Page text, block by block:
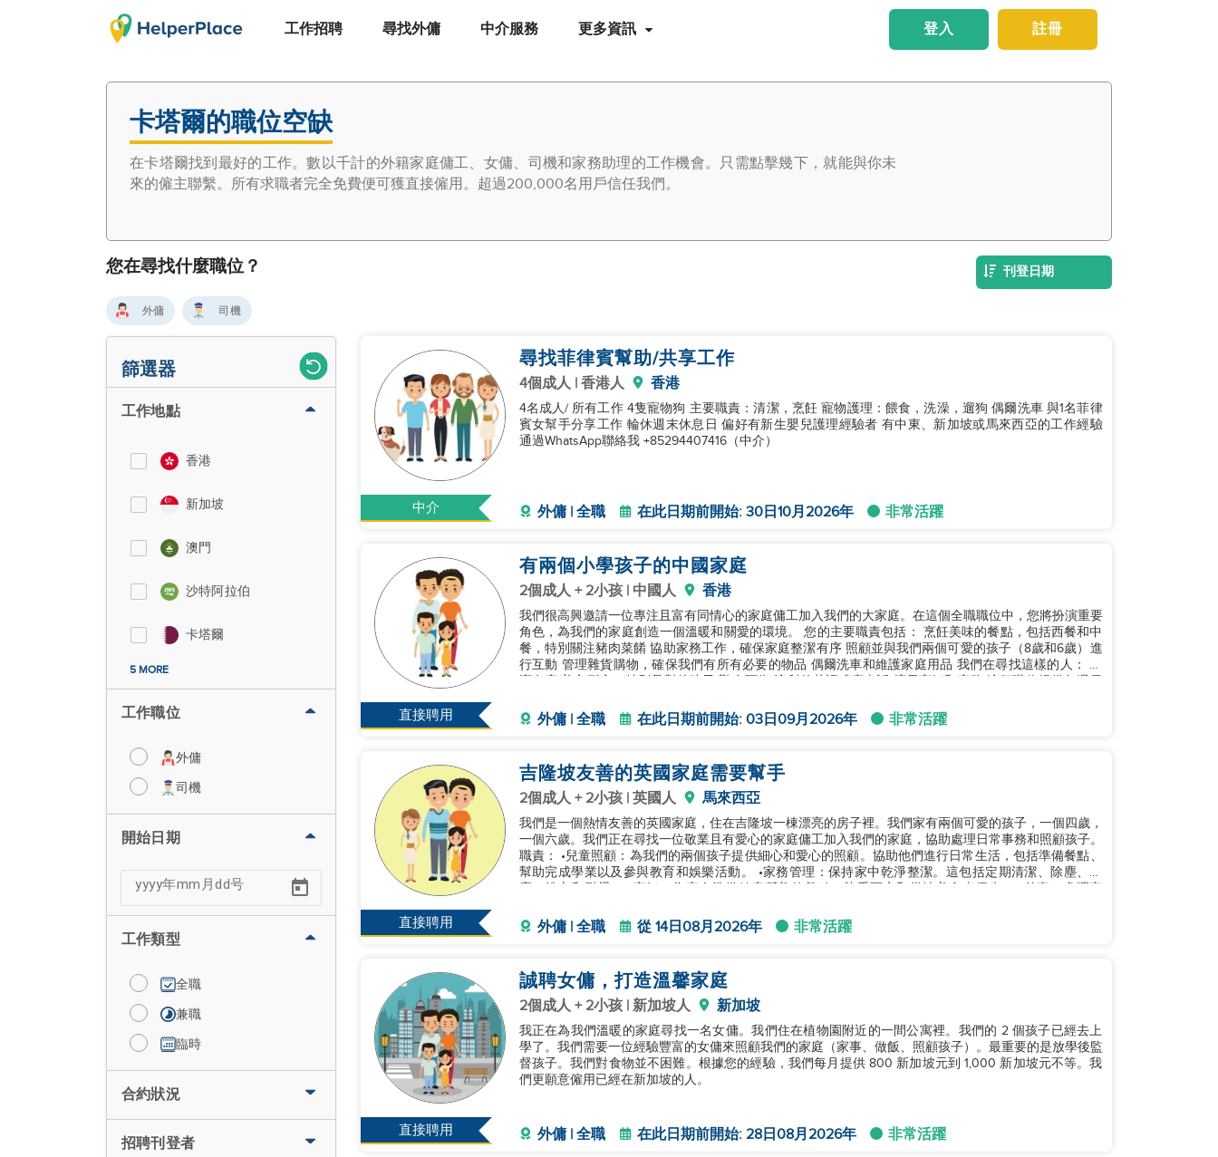
工作招聘 尋找外傭 中介服務 更多資訊 註冊
登入
卡塔爾的職位空缺
在卡塔爾找到最好的工作。數以千計的外籍家庭傭工、女傭、司機和家務助理的工作機會。只需點擊幾下，就能與你未
來的僱主聯繫。所有求職者完全免費便可獲直接僱用。超過200,000名用戶信任我們。
您在尋找什麼職位？ 刊登日期
外傭 司機
篩選器
工作地點
香港
新加坡
澳門
沙特阿拉伯
卡塔爾
5 MORE
工作職位
外傭
司機
開始日期
工作類型
全職
兼職
臨時
合約狀況
招聘刊登者
中介
尋找菲律賓幫助/共享工作
4個成人 | 香港人 香港
4名成人/ 所有工作 4隻寵物狗 主要職責：清潔，烹飪 寵物護理：餵食，洗澡，遛狗 偶爾洗車 與1名菲律
賓女幫手分享工作 輪休週末休息日 偏好有新生嬰兒護理經驗者 有中東、新加坡或馬來西亞的工作經驗
通過WhatsApp聯絡我 +85294407416（中介）
外傭 | 全職 在此日期前開始: 30日10月2026年 非常活躍
直接聘用
有兩個小學孩子的中國家庭
2個成人 + 2小孩 | 中國人 香港
我們很高興邀請一位專注且富有同情心的家庭傭工加入我們的大家庭。在這個全職職位中，您將扮演重要
角色，為我們的家庭創造一個溫暖和關愛的環境。 您的主要職責包括： 烹飪美味的餐點，包括西餐和中
餐，特別關注豬肉菜餚 協助家務工作，確保家庭整潔有序 照顧並與我們兩個可愛的孩子（8歲和6歲）進
行互動 管理雜貨購物，確保我們有所有必要的物品 偶爾洗車和維護家庭用品 我們在尋找這樣的人： 整
外傭 | 全職 在此日期前開始: 03日09月2026年 非常活躍
直接聘用
吉隆坡友善的英國家庭需要幫手
2個成人 + 2小孩 | 英國人 馬來西亞
我們是一個熱情友善的英國家庭，住在吉隆坡一棟漂亮的房子裡。我們家有兩個可愛的孩子，一個四歲，
一個六歲。我們正在尋找一位敬業且有愛心的家庭傭工加入我們的家庭，協助處理日常事務和照顧孩子。
職責： •兒童照顧：為我們的兩個孩子提供細心和愛心的照顧。協助他們進行日常生活，包括準備餐點、
幫助完成學業以及參與教育和娛樂活動。 •家務管理：保持家中乾淨整潔。這包括定期清潔、除塵、吸
外傭 | 全職 從 14日08月2026年 非常活躍
直接聘用
誠聘女傭，打造溫馨家庭
2個成人 + 2小孩 | 新加坡人 新加坡
我正在為我們溫暖的家庭尋找一名女傭。我們住在植物園附近的一間公寓裡。我們的 2 個孩子已經去上
學了。我們需要一位經驗豐富的女傭來照顧我們的家庭（家事、做飯、照顧孩子）。最重要的是放學後監
督孩子。我們對食物並不困難。根據您的經驗，我們每月提供 800 新加坡元到 1,000 新加坡元不等。我
們更願意僱用已經在新加坡的人。
外傭 | 全職 在此日期前開始: 28日08月2026年 非常活躍